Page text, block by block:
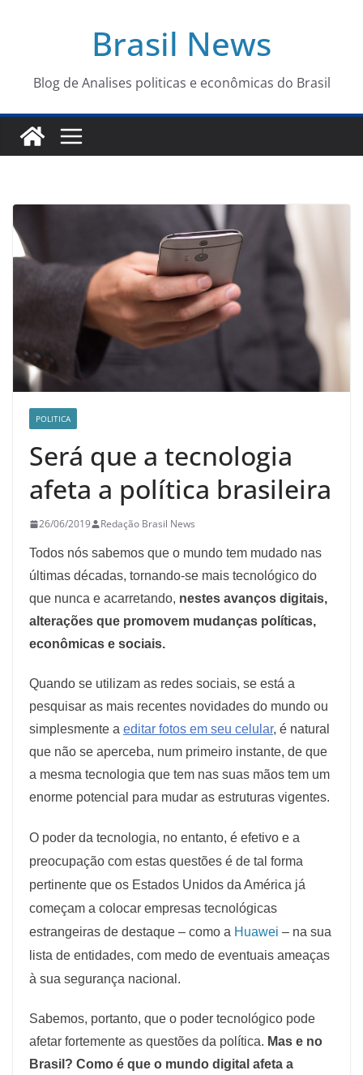
conteúdo
Brasil News
Blog de Analises politicas e econômicas do Brasil
POLITICA
Será que a tecnologia
afeta a política brasileira
26/06/2019 Redação Brasil News
Todos nós sabemos que o mundo tem mudado nas
últimas décadas, tornando-se mais tecnológico do
que nunca e acarretando, nestes avanços digitais,
alterações que promovem mudanças políticas,
econômicas e sociais.
Quando se utilizam as redes sociais, se está a
pesquisar as mais recentes novidades do mundo ou
simplesmente a editar fotos em seu celular, é natural
que não se aperceba, num primeiro instante, de que
a mesma tecnologia que tem nas suas mãos tem um
enorme potencial para mudar as estruturas vigentes.
O poder da tecnologia, no entanto, é efetivo e a
preocupação com estas questões é de tal forma
pertinente que os Estados Unidos da América já
começam a colocar empresas tecnológicas
estrangeiras de destaque – como a Huawei – na sua
lista de entidades, com medo de eventuais ameaças
à sua segurança nacional.
Sabemos, portanto, que o poder tecnológico pode
afetar fortemente as questões da política. Mas e no
Brasil? Como é que o mundo digital afeta a